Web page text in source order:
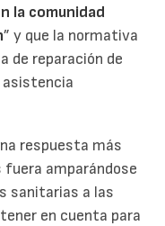
la comunidad
” y que la normativa
de reparación de
asistencia
respuesta más
fuera amparándose
sanitarias a las
en cuenta para